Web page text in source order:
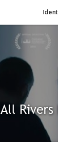
All Rivers